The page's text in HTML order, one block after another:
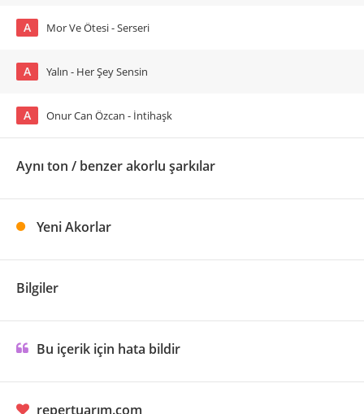
A Mor Ve Ötesi - Serseri
A Yalın - Her Şey Sensin
A Onur Can Özcan - İntihaşk
Aynı ton / benzer akorlu şarkılar
Yeni Akorlar
Bilgiler
Bu içerik için hata bildir
repertuarım.com